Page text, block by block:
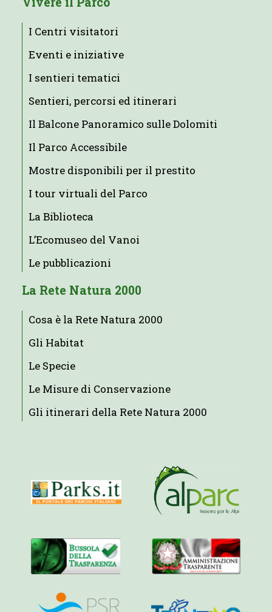
I Centri visitatori
Eventi e iniziative
I sentieri tematici
Sentieri, percorsi ed itinerari
Il Balcone Panoramico sulle Dolomiti
Il Parco Accessibile
Mostre disponibili per il prestito
I tour virtuali del Parco
La Biblioteca
L’Ecomuseo del Vanoi
Le pubblicazioni
La Rete Natura 2000
Cosa è la Rete Natura 2000
Gli Habitat
Le Specie
Le Misure di Conservazione
Gli itinerari della Rete Natura 2000